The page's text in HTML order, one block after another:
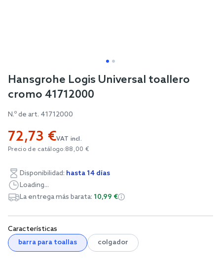
Skip
beginning
the
images
Hansgrohe Logis Universal toallero
cromo 41712000
N.º de art. 41712000
72,73 €VAT incl.
Precio de catálogo:88,00 €
Características
barra para toallas
colgador
Disponibilidad: hasta 14 días
Loading...
La entrega más barata: 10,99 €